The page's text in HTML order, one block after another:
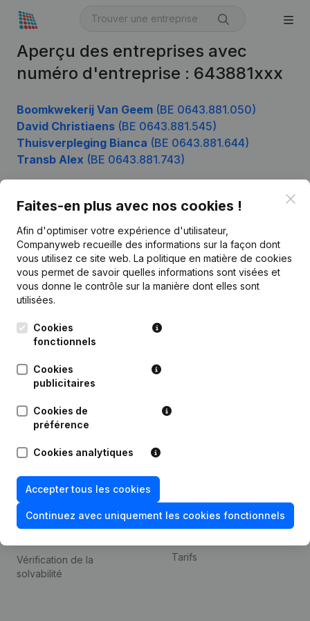
Aperçu des entreprises avec
numéro d'entreprise : 643881xxx
Boomkwekerij Van Geem (BE 0643.881.050)
David Christiaens (BE 0643.881.545)
Thuisverpleging Bianca (BE 0643.881.644)
Transb Alex (BE 0643.881.743)
Faites-en plus avec nos cookies !
Afin d'optimiser votre expérience d'utilisateur,
Companyweb recueille des informations sur la façon dont
vous utilisez ce site web. La politique en matière de cookies
vous permet de savoir quelles informations sont visées et
vous donne le contrôle sur la manière dont elles sont
utilisées.
Cookies
fonctionnels
Cookies
publicitaires
Cookies de
préférence
Cookies analytiques
Accepter tous les cookies
Continuez avec uniquement les cookies fonctionnels
Français
Leuvensesteenweg
248D,
Produit
Informations d’entreprise
Monitoring
Recherche internationale
Thème
de la fraude
Consulter des comptes
annuels
Recherche de numéro de
Vérification de la
solvabilité
Contact
Tarifs